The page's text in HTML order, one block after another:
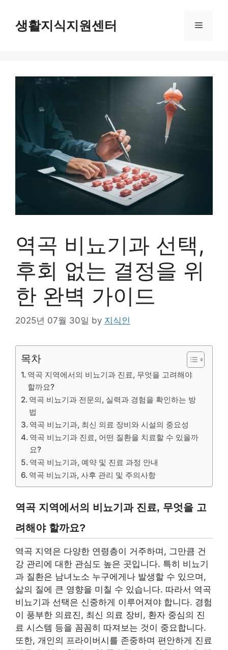
content생활지식지원센터 Menu
역곡 비뇨기과 선택,
후회 없는 결정을 위
한 완벽 가이드
2025년 07월 30일 by 지식인
목차
역곡 지역에서의 비뇨기과 진료, 무엇을 고려해야
할까요?
역곡 비뇨기과 전문의, 실력과 경험을 확인하는 방
법
역곡 비뇨기과, 최신 의료 장비와 시설의 중요성
역곡 비뇨기과 진료, 어떤 질환을 치료할 수 있을까
요?
역곡 비뇨기과, 예약 및 진료 과정 안내
역곡 비뇨기과, 사후 관리 및 주의사항
역곡 지역에서의 비뇨기과 진료, 무엇을 고
려해야 할까요?
역곡 지역은 다양한 연령층이 거주하며, 그만큼 건
강 관리에 대한 관심도 높은 곳입니다. 특히 비뇨기
과 질환은 남녀노소 누구에게나 발생할 수 있으며,
삶의 질에 큰 영향을 미칠 수 있습니다. 따라서 역곡
비뇨기과 선택은 신중하게 이루어져야 합니다. 경험
이 풍부한 의료진, 최신 의료 장비, 환자 중심의 진
료 시스템 등을 꼼꼼히 따져보는 것이 중요합니다.
또한, 개인의 프라이버시를 존중하며 편안하게 진료